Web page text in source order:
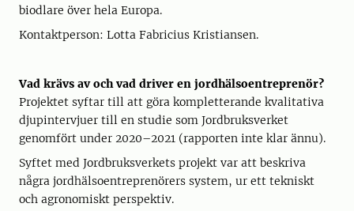
biodlare över hela Europa.
Kontaktperson: Lotta Fabricius Kristiansen.
Vad krävs av och vad driver en jordhälsoentreprenör?
Projektet syftar till att göra kompletterande kvalitativa
djupintervjuer till en studie som Jordbruksverket
genomfört under 2020–2021 (rapporten inte klar ännu).
Syftet med Jordbruksverkets projekt var att beskriva
några jordhälsoentreprenörers system, ur ett tekniskt
och agronomiskt perspektiv.